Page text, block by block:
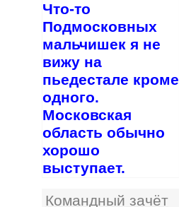
Что-то
Подмосковных
мальчишек я не
вижу на
пьедестале кроме
одного.
Московская
область обычно
хорошо
выступает.
Командный зачёт